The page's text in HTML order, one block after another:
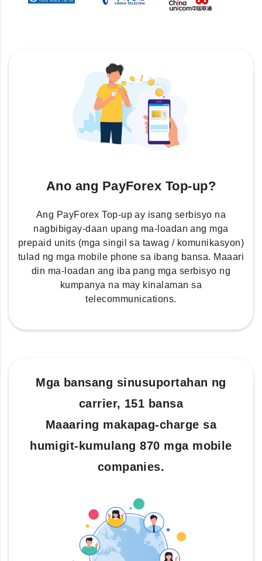
Ano ang PayForex Top-up?
Ang PayForex Top-up ay isang serbisyo na
nagbibigay-daan upang ma-loadan ang mga
prepaid units (mga singil sa tawag / komunikasyon)
tulad ng mga mobile phone sa ibang bansa. Maaari
din ma-loadan ang iba pang mga serbisyo ng
kumpanya na may kinalaman sa
telecommunications.
Mga bansang sinusuportahan ng
carrier, 151 bansa
Maaaring makapag-charge sa
humigit-kumulang 870 mga mobile
companies.